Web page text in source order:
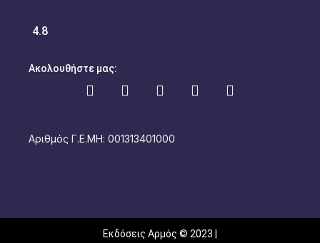
4.8
Ακολουθήστε μας:
Αριθμός Γ.Ε.ΜΗ: 001313401000
Εκδόσεις Αρμός © 2023 |